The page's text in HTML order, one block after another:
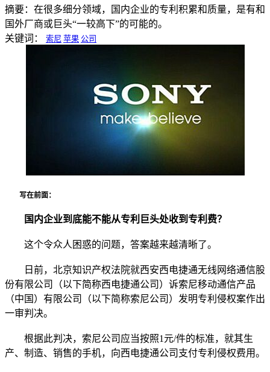
摘要： 在很多细分领域，国内企业的专利积累和质量，是有和
国外厂商或巨头“一较高下”的可能的。
关键词：
索尼 苹果 公司
写在前面：
国内企业到底能不能从专利巨头处收到专利费？
这个令众人困惑的问题，答案越来越清晰了。
日前，北京知识产权法院就西安西电捷通无线网络通信股
份有限公司（以下简称西电捷通公司）诉索尼移动通信产品
（中国）有限公司（以下简称索尼公司）发明专利侵权案作出
一审判决。
根据此判决，索尼公司应当按照1元/件的标准，就其生
产、制造、销售的手机，向西电捷通公司支付专利侵权费用。